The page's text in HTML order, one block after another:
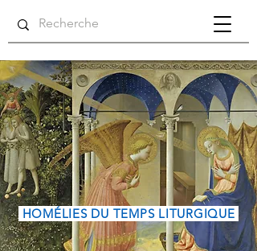
HOMÉLIES DU TEMPS LITURGIQUE